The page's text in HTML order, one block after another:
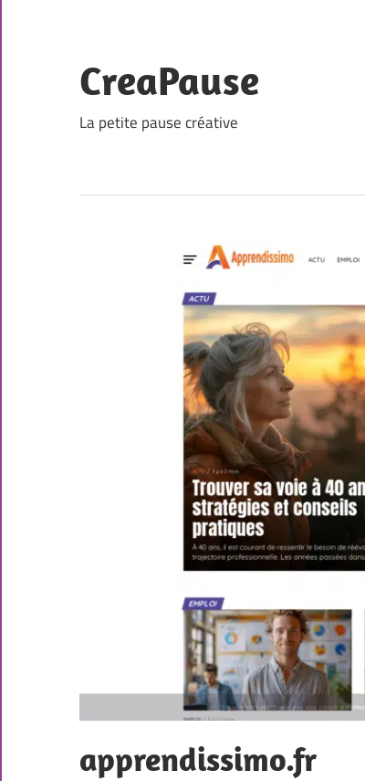
content
CreaPause
La petite pause créative
apprendissimo.fr